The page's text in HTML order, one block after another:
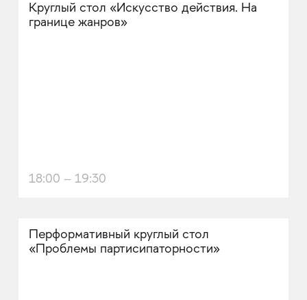
Круглый стол «Искусство действия. На
границе жанров»
18:00 – 19:30
Перформативный круглый стол
«Проблемы партисипаторности»